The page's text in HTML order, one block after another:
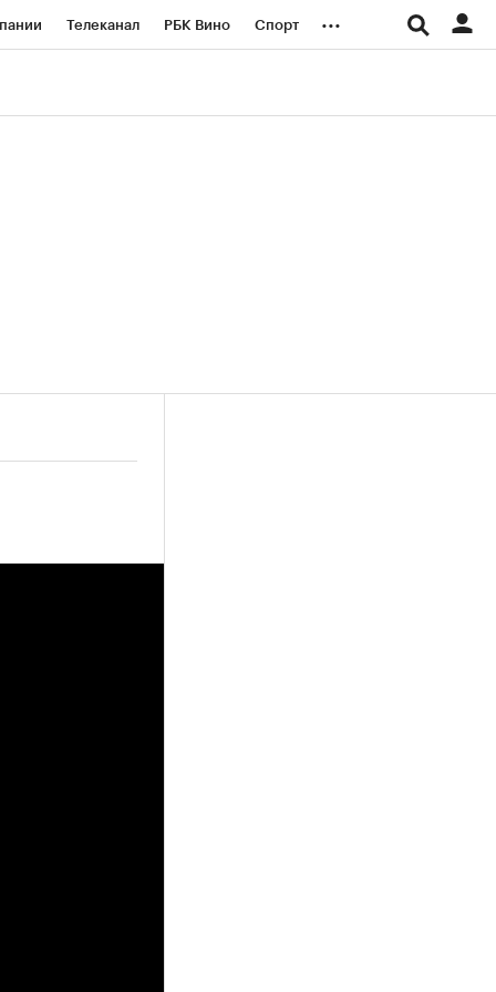
Телеканал РБК Вино Спорт ...